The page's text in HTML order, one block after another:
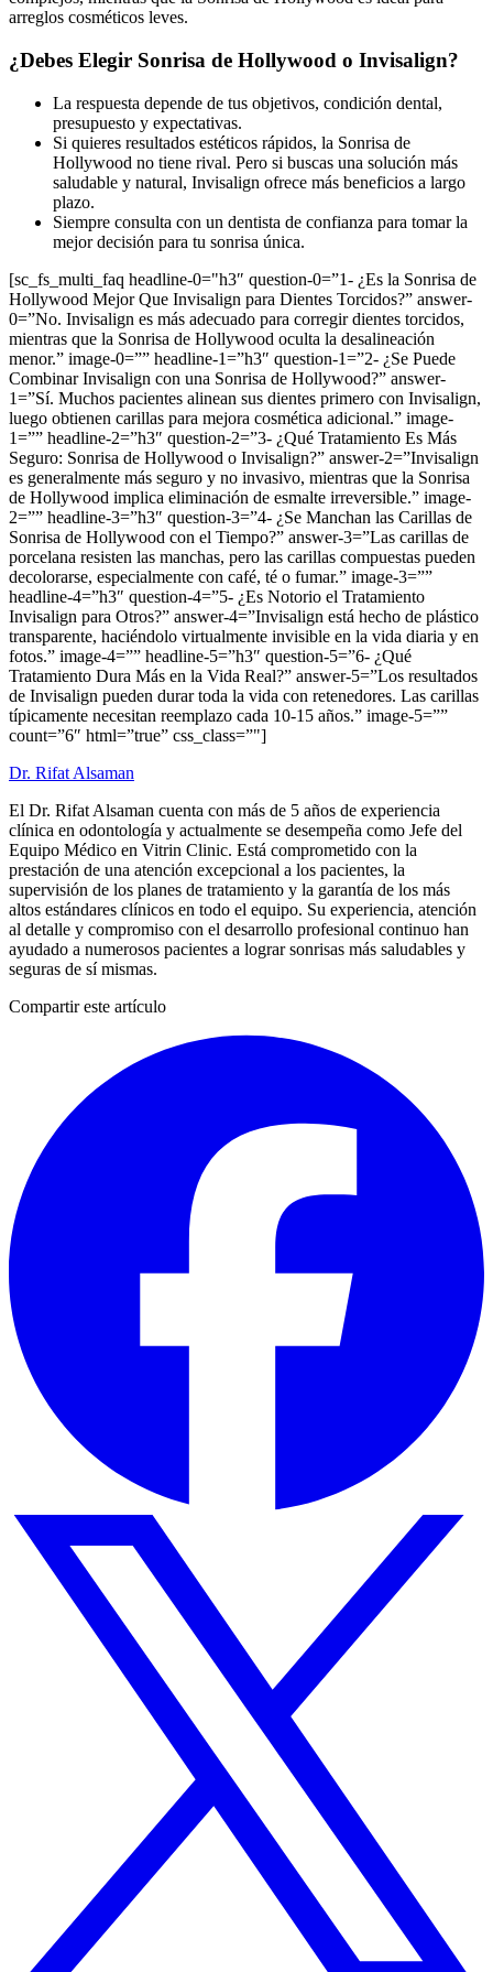
arreglos cosméticos leves.
¿Debes Elegir Sonrisa de Hollywood o Invisalign?
La respuesta depende de tus objetivos, condición dental,
presupuesto y expectativas.
Si quieres resultados estéticos rápidos, la Sonrisa de
Hollywood no tiene rival. Pero si buscas una solución más
saludable y natural, Invisalign ofrece más beneficios a largo
plazo.
Siempre consulta con un dentista de confianza para tomar la
mejor decisión para tu sonrisa única.
[sc_fs_multi_faq headline-0="h3″ question-0=”1- ¿Es la Sonrisa de
Hollywood Mejor Que Invisalign para Dientes Torcidos?” answer-
0=”No. Invisalign es más adecuado para corregir dientes torcidos,
mientras que la Sonrisa de Hollywood oculta la desalineación
menor.” image-0=”” headline-1=”h3″ question-1=”2- ¿Se Puede
Combinar Invisalign con una Sonrisa de Hollywood?” answer-
1=”Sí. Muchos pacientes alinean sus dientes primero con Invisalign,
luego obtienen carillas para mejora cosmética adicional.” image-
1=”” headline-2=”h3″ question-2=”3- ¿Qué Tratamiento Es Más
Seguro: Sonrisa de Hollywood o Invisalign?” answer-2=”Invisalign
es generalmente más seguro y no invasivo, mientras que la Sonrisa
de Hollywood implica eliminación de esmalte irreversible.” image-
2=”” headline-3=”h3″ question-3=”4- ¿Se Manchan las Carillas de
Sonrisa de Hollywood con el Tiempo?” answer-3=”Las carillas de
porcelana resisten las manchas, pero las carillas compuestas pueden
decolorarse, especialmente con café, té o fumar.” image-3=””
headline-4=”h3″ question-4=”5- ¿Es Notorio el Tratamiento
Invisalign para Otros?” answer-4=”Invisalign está hecho de plástico
transparente, haciéndolo virtualmente invisible en la vida diaria y en
fotos.” image-4=”” headline-5=”h3″ question-5=”6- ¿Qué
Tratamiento Dura Más en la Vida Real?” answer-5=”Los resultados
de Invisalign pueden durar toda la vida con retenedores. Las carillas
típicamente necesitan reemplazo cada 10-15 años.” image-5=””
count=”6″ html=”true” css_class=”"]
Dr. Rifat Alsaman
El Dr. Rifat Alsaman cuenta con más de 5 años de experiencia
clínica en odontología y actualmente se desempeña como Jefe del
Equipo Médico en Vitrin Clinic. Está comprometido con la
prestación de una atención excepcional a los pacientes, la
supervisión de los planes de tratamiento y la garantía de los más
altos estándares clínicos en todo el equipo. Su experiencia, atención
al detalle y compromiso con el desarrollo profesional continuo han
ayudado a numerosos pacientes a lograr sonrisas más saludables y
seguras de sí mismas.
Compartir este artículo